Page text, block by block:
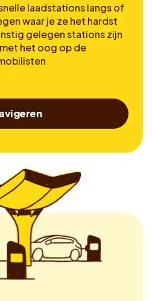
laadstations langs of
waar je ze het hardst
gelegen stations zijn
het oog op de